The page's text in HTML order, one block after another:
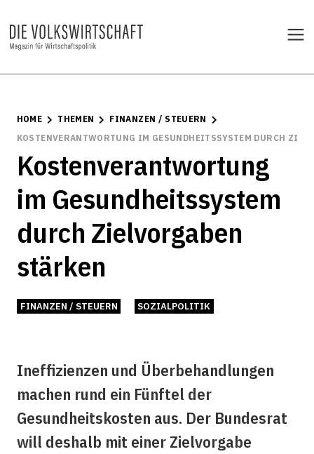
HOME THEMEN
FINANZEN / STEUERN
KOSTENVERANTWORTUNG IM GESUNDHEITSSYSTEM DURCH
Kostenverantwortung
im Gesundheitssystem
durch Zielvorgaben
stärken
FINANZEN / STEUERN SOZIALPOLITIK
Ineffizienzen und Überbehandlungen
machen rund ein Fünftel der
Gesundheitskosten aus. Der Bundesrat
will deshalb mit einer Zielvorgabe